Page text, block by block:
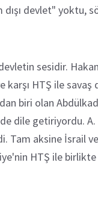
devlet" yoktu,
sesidir.
karşı HTŞ ile
biri olan
dile getiriyordu.
Tam aksine İsrail
HTŞ ile birlikte